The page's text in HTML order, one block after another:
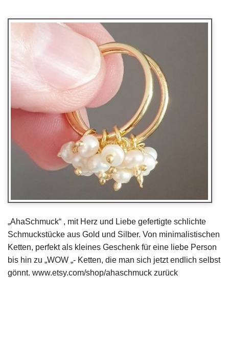
„AhaSchmuck“ , mit Herz und Liebe gefertigte schlichte
Schmuckstücke aus Gold und Silber. Von minimalistischen
Ketten, perfekt als kleines Geschenk für eine liebe Person
bis hin zu „WOW „- Ketten, die man sich jetzt endlich selbst
gönnt. www.etsy.com/shop/ahaschmuck zurück